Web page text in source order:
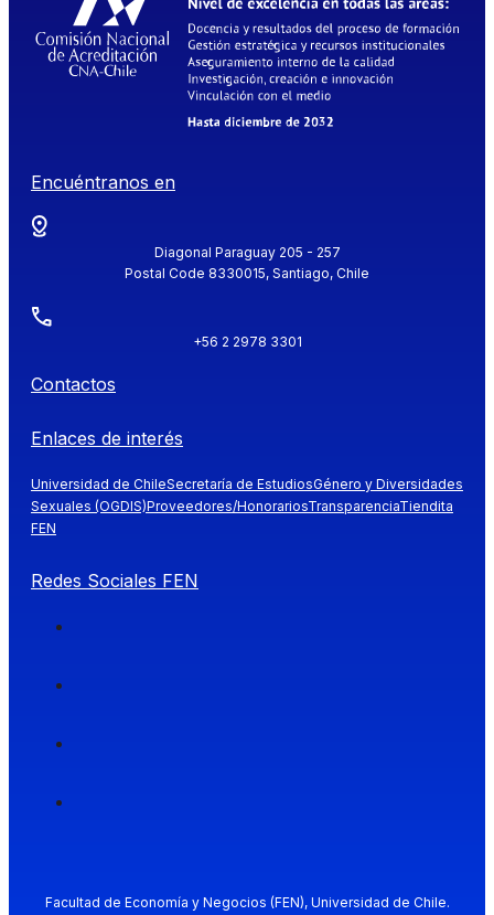
Encuéntranos en
Diagonal Paraguay 205 - 257
Postal Code 8330015, Santiago, Chile
+56 2 2978 3301
Contactos
Enlaces de interés
Universidad de ChileSecretaría de EstudiosGénero y Diversidades
Sexuales (OGDIS)Proveedores/HonorariosTransparenciaTiendita
FEN
Redes Sociales FEN
Facultad de Economía y Negocios (FEN), Universidad de Chile.